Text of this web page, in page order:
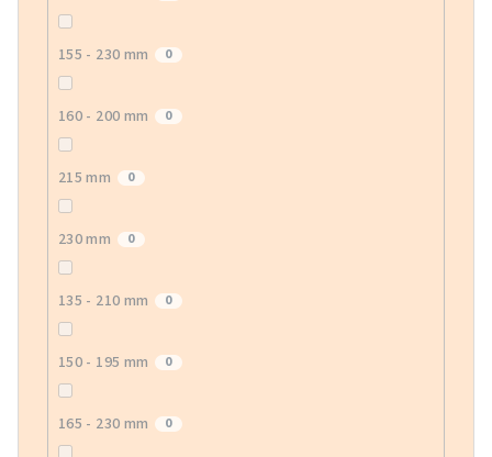
155 - 230 mm 0
160 - 200 mm 0
215 mm 0
230 mm 0
135 - 210 mm 0
150 - 195 mm 0
165 - 230 mm 0